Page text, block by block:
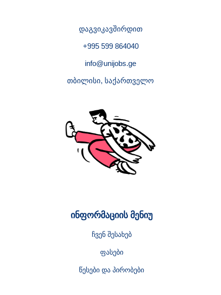
დაგვიკავშირდით
+995 599 864040
info@unijobs.ge
თბილისი, საქართველო
ინფორმაციის მენიუ
ჩვენ შესახებ
ფასები
წესები და პირობები